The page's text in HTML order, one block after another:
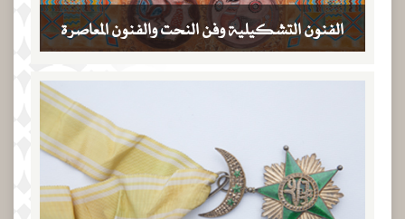
الفنون التشكيلية وفن النحت والفنون المعاصرة